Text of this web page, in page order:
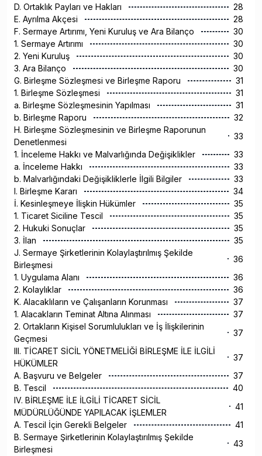
D. Ortaklık Payları ve Hakları
28
E. Ayrılma Akçesi
28
F. Sermaye Artırımı, Yeni Kuruluş ve Ara Bilanço
30
1. Sermaye Artırımı
30
2. Yeni Kuruluş
30
3. Ara Bilanço
30
G. Birleşme Sözleşmesi ve Birleşme Raporu
31
1. Birleşme Sözleşmesi
31
a. Birleşme Sözleşmesinin Yapılması
31
b. Birleşme Raporu
32
H. Birleşme Sözleşmesinin ve Birleşme Raporunun
Denetlenmesi
33
1. İnceleme Hakkı ve Malvarlığında Değişiklikler
33
a. İnceleme Hakkı
33
b. Malvarlığındaki Değişikliklerle İlgili Bilgiler
33
I. Birleşme Kararı
34
İ. Kesinleşmeye İlişkin Hükümler
35
1. Ticaret Siciline Tescil
35
2. Hukuki Sonuçlar
35
3. İlan
35
J. Sermaye Şirketlerinin Kolaylaştırılmış Şekilde
Birleşmesi
36
1. Uygulama Alanı
36
2. Kolaylıklar
36
K. Alacaklıların ve Çalışanların Korunması
37
1. Alacakların Teminat Altına Alınması
37
2. Ortakların Kişisel Sorumlulukları ve İş İlişkilerinin
Geçmesi
37
III. TİCARET SİCİL YÖNETMELİĞİ BİRLEŞME İLE İLGİLİ
HÜKÜMLER
37
A. Başvuru ve Belgeler
37
B. Tescil
40
IV. BİRLEŞME İLE İLGİLİ TİCARET SİCİL
MÜDÜRLÜĞÜNDE YAPILACAK İŞLEMLER
41
A. Tescil İçin Gerekli Belgeler
41
B. Sermaye Şirketlerinin Kolaylaştırılmış Şekilde
Birleşmesi
43